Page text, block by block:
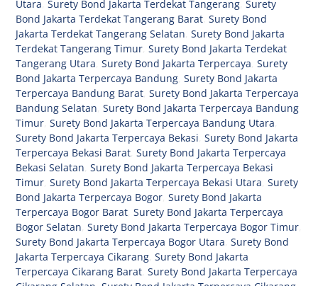
Utara ,Surety Bond Jakarta Terdekat Tangerang ,Surety
Bond Jakarta Terdekat Tangerang Barat ,Surety Bond
Jakarta Terdekat Tangerang Selatan ,Surety Bond Jakarta
Terdekat Tangerang Timur ,Surety Bond Jakarta Terdekat
Tangerang Utara ,Surety Bond Jakarta Terpercaya ,Surety
Bond Jakarta Terpercaya Bandung ,Surety Bond Jakarta
Terpercaya Bandung Barat ,Surety Bond Jakarta Terpercaya
Bandung Selatan ,Surety Bond Jakarta Terpercaya Bandung
Timur ,Surety Bond Jakarta Terpercaya Bandung Utara
Surety Bond Jakarta Terpercaya Bekasi ,Surety Bond Jakarta
Terpercaya Bekasi Barat ,Surety Bond Jakarta Terpercaya
Bekasi Selatan ,Surety Bond Jakarta Terpercaya Bekasi
Timur ,Surety Bond Jakarta Terpercaya Bekasi Utara ,Surety
Bond Jakarta Terpercaya Bogor ,Surety Bond Jakarta
Terpercaya Bogor Barat ,Surety Bond Jakarta Terpercaya
Bogor Selatan ,Surety Bond Jakarta Terpercaya Bogor Timur
Surety Bond Jakarta Terpercaya Bogor Utara ,Surety Bond
Jakarta Terpercaya Cikarang ,Surety Bond Jakarta
Terpercaya Cikarang Barat ,Surety Bond Jakarta Terpercaya